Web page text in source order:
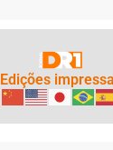
Edições